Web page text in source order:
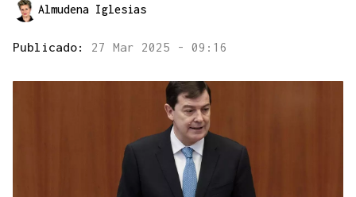
Almudena Iglesias
Publicado: 27 Mar 2025 - 09:16